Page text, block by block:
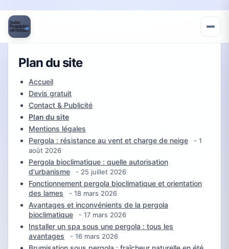
Plan du site
Accueil
Devis gratuit
Contact & Publicité
Plan du site
Mentions légales
Pergola : résistance au vent et charge de neige
- 1
août 2026
Pergola bioclimatique : quelle autorisation
d'urbanisme
- 25 juillet 2026
Fonctionnement pergola bioclimatique et orientation
des lames
- 18 mars 2026
Avantages et inconvénients de la pergola
bioclimatique
- 17 mars 2026
Installer un spa sous une pergola : tous les
avantages
- 16 mars 2026